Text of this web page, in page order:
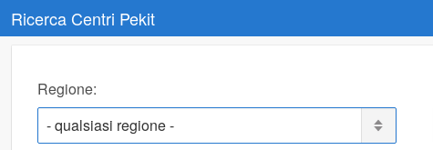
Ricerca Centri Pekit
Regione: